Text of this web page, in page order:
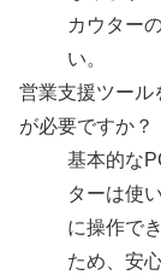
カウター
い。
営業支援ツール
が必要ですか？
基本的な
ターは使
に操作で
ため、安